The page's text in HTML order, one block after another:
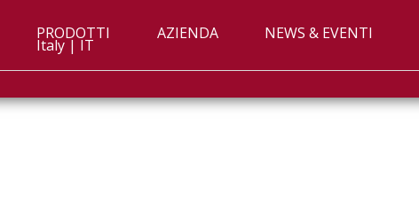
PRODOTTI AZIENDA NEWS & EVENTI
Italy | IT